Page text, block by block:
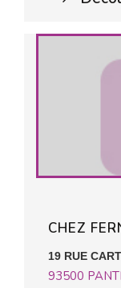
CHEZ
19 RUE
93500